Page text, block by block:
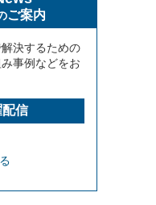
ご案内
決するための
事例などをお
信